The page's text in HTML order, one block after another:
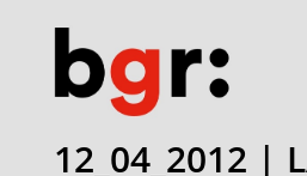
12_04_2012 |